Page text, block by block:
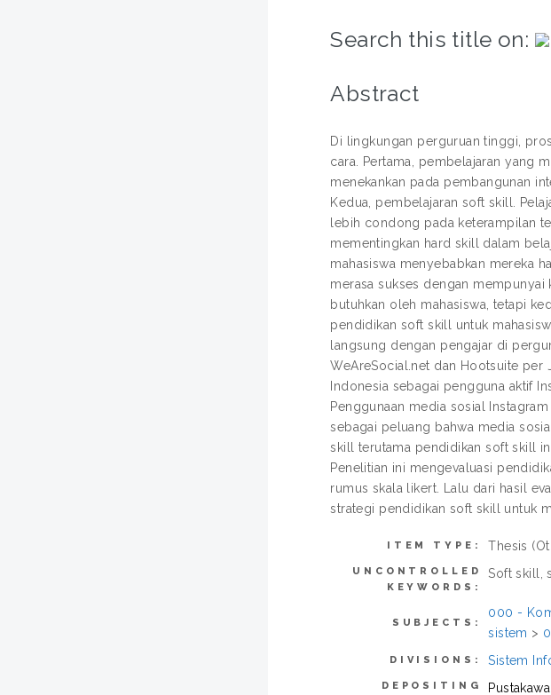
Search this title on:
Abstract
Di lingkungan perguruan tinggi,
cara. Pertama, pembelajaran yang
menekankan pada pembangunan
Kedua, pembelajaran soft skill.
lebih condong pada keterampilan
mementingkan hard skill dalam
mahasiswa menyebabkan mereka
merasa sukses dengan
butuhkan oleh mahasiswa, tetapi
pendidikan soft skill untuk
langsung dengan pengajar di
WeAreSocial.net dan Hootsuite per
Indonesia sebagai pengguna aktif
Penggunaan media sosial
sebagai peluang bahwa media
skill terutama pendidikan soft skill
Penelitian ini mengevaluasi
rumus skala likert. Lalu dari hasil
strategi pendidikan soft skill untuk
ITEM TYPE: Thesis
UNCONTROLLED
KEYWORDS:
Soft skill,
SUBJECTS:
000 -
sistem >
DIVISIONS: Sistem
DEPOSITING